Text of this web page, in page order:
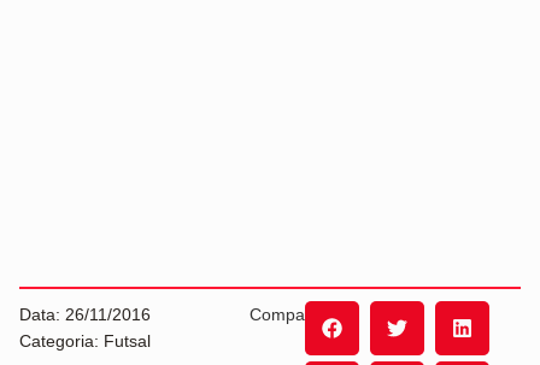
Data: 26/11/2016
Categoria: Futsal
Compartilhe: